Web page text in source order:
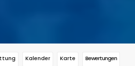
Kalender Karte Bewertungen